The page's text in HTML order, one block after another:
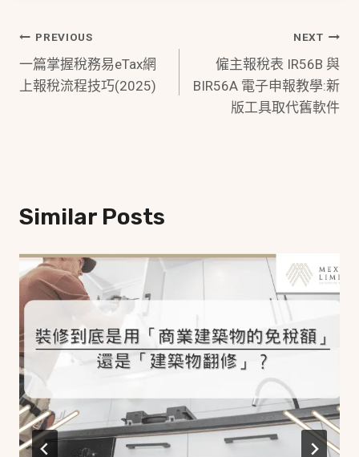
Post
Navigation
PREVIOUS
一篇掌握稅務易eTax網
上報稅流程技巧(2025)
NEXT
僱主報稅表 IR56B 與
BIR56A 電子申報教學:新
版工具取代舊軟件
Similar Posts